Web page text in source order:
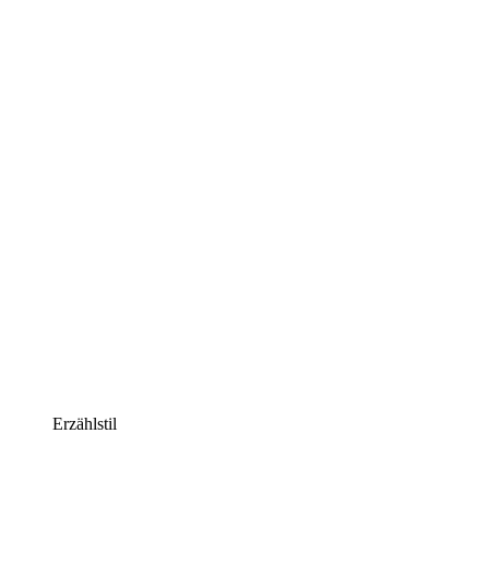
Erzählstil